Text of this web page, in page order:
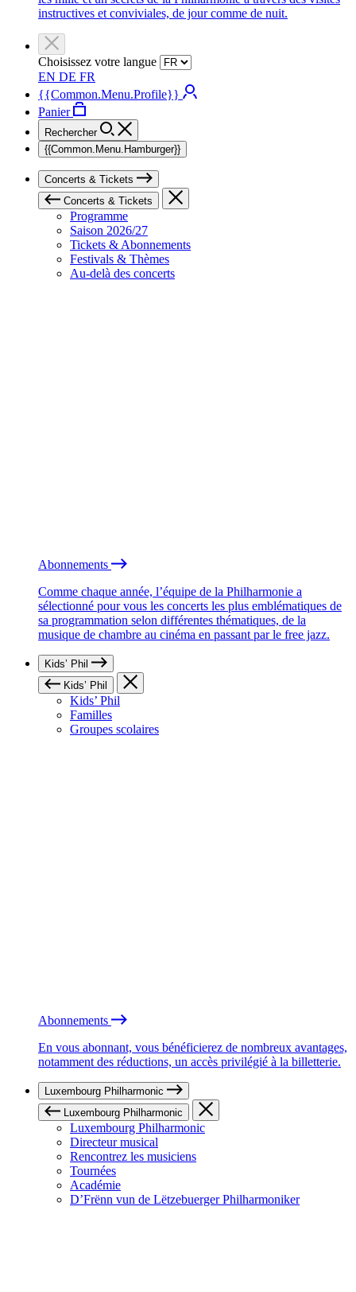
instructives et conviviales, de jour comme de nuit.
Choisissez votre langue
EN DE FR
{{Common.Menu.Profile}}
Panier
Rechercher
{{Common.Menu.Hamburger}}
Concerts & Tickets
Concerts & Tickets
Programme
Saison 2026/27
Tickets & Abonnements
Festivals & Thèmes
Au-delà des concerts
Abonnements
Comme chaque année, l’équipe de la Philharmonie a
sélectionné pour vous les concerts les plus emblématiques de
sa programmation selon différentes thématiques, de la
musique de chambre au cinéma en passant par le free jazz.
Kids’ Phil
Kids’ Phil
Kids’ Phil
Familles
Groupes scolaires
Abonnements
En vous abonnant, vous bénéficierez de nombreux avantages,
notamment des réductions, un accès privilégié à la billetterie.
Luxembourg Philharmonic
Luxembourg Philharmonic
Luxembourg Philharmonic
Directeur musical
Rencontrez les musiciens
Tournées
Académie
D’Frënn vun de Lëtzebuerger Philharmoniker